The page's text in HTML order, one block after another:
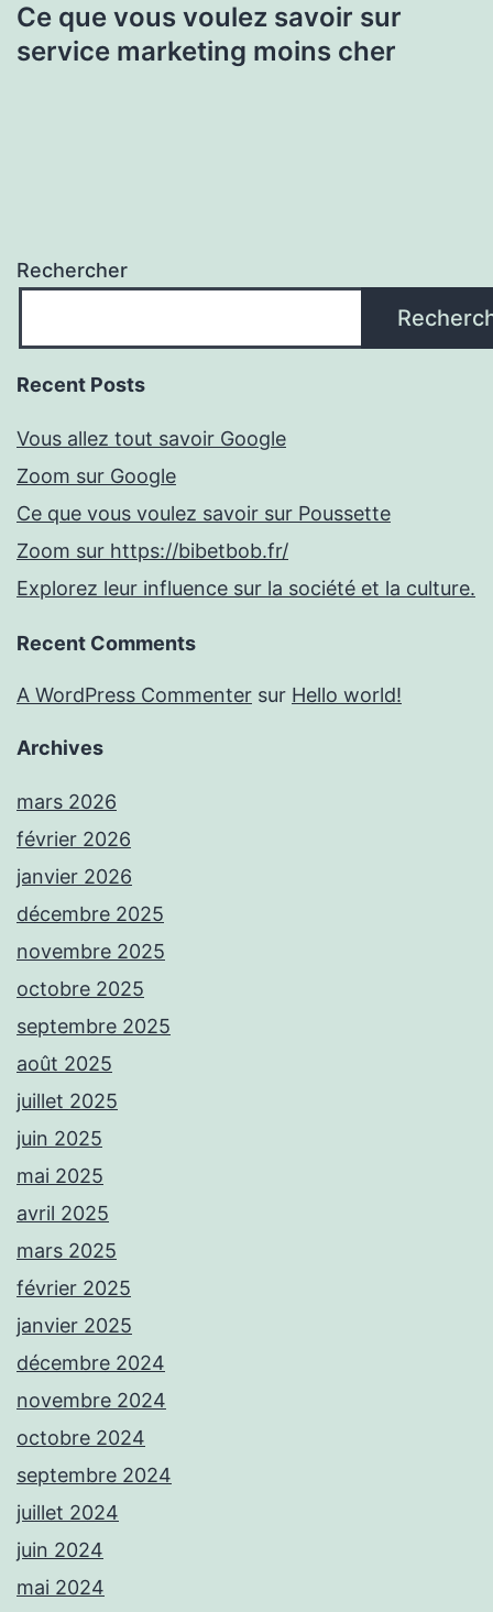
Ce que vous voulez savoir sur
service marketing moins cher
Rechercher
Recent Posts
Vous allez tout savoir Google
Zoom sur Google
Ce que vous voulez savoir sur Poussette
Zoom sur https://bibetbob.fr/
Explorez leur influence sur la société et la culture.
Recent Comments
A WordPress Commenter sur Hello world!
Archives
mars 2026
février 2026
janvier 2026
décembre 2025
novembre 2025
octobre 2025
septembre 2025
août 2025
juillet 2025
juin 2025
mai 2025
avril 2025
mars 2025
février 2025
janvier 2025
décembre 2024
novembre 2024
octobre 2024
septembre 2024
juillet 2024
juin 2024
mai 2024